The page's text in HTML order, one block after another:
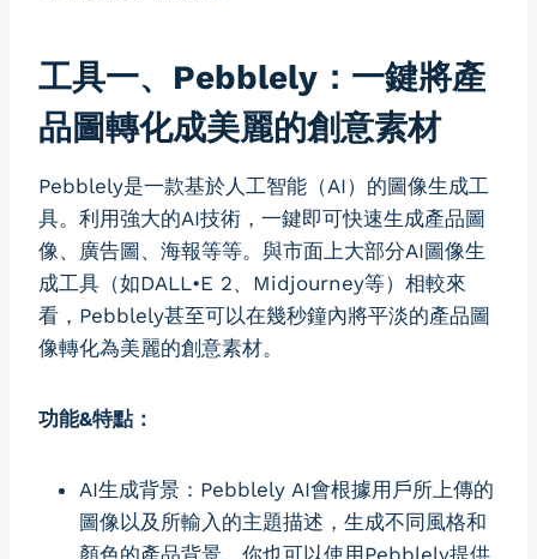
工具一、Pebblely：一鍵將產
品圖轉化成美麗的創意素材
Pebblely是一款基於人工智能（AI）的圖像生成工
具。利用強大的AI技術，一鍵即可快速生成產品圖
像、廣告圖、海報等等。與市面上大部分AI圖像生
成工具（如DALL•E 2、Midjourney等）相較來
看，Pebblely甚至可以在幾秒鐘內將平淡的產品圖
像轉化為美麗的創意素材。
功能&特點：
AI生成背景：Pebblely AI會根據用戶所上傳的
圖像以及所輸入的主題描述，生成不同風格和